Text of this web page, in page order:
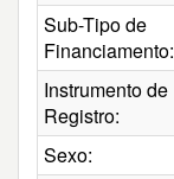
Sub-Tipo de
Financiamento:
Instrumento de
Registro:
Sexo: